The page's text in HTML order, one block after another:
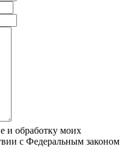
и обработку моих
с Федеральным законом